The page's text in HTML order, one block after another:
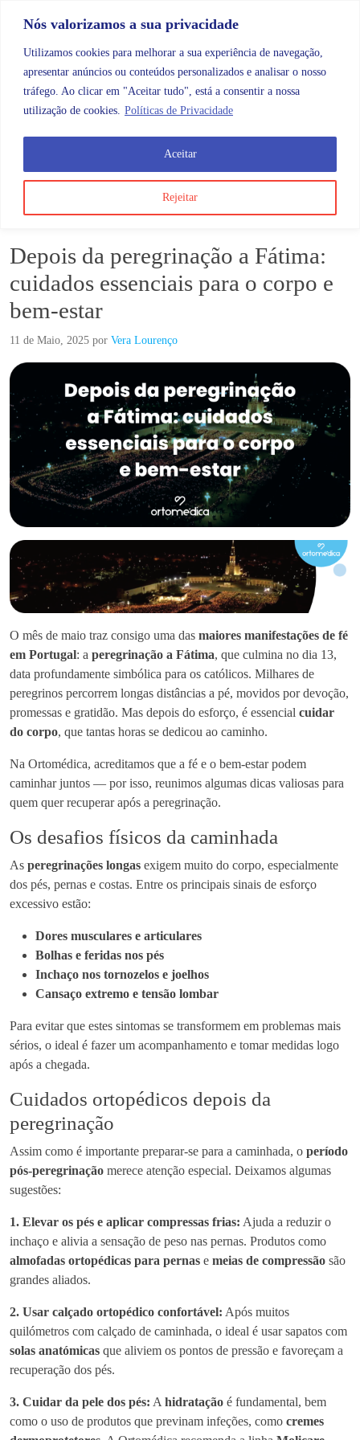
Nós valorizamos a sua privacidade
Utilizamos cookies para melhorar a sua experiência de navegação,
apresentar anúncios ou conteúdos personalizados e analisar o nosso
tráfego. Ao clicar em "Aceitar tudo", está a consentir a nossa
utilização de cookies. Políticas de Privacidade
Rejeitar
Aceitar
Categorias
Depois da peregrinação a Fátima: cuidados
Blog
Depois da peregrinação a Fátima:
cuidados essenciais para o corpo e
bem-estar
11 de Maio, 2025 por Vera Lourenço
O mês de maio traz consigo uma das maiores manifestações de fé
em Portugal: a peregrinação a Fátima, que culmina no dia 13,
data profundamente simbólica para os católicos. Milhares de
peregrinos percorrem longas distâncias a pé, movidos por devoção,
promessas e gratidão. Mas depois do esforço, é essencial cuidar
do corpo, que tantas horas se dedicou ao caminho.
Na Ortomédica, acreditamos que a fé e o bem-estar podem
caminhar juntos — por isso, reunimos algumas dicas valiosas para
quem quer recuperar após a peregrinação.
Os desafios físicos da caminhada
As peregrinações longas exigem muito do corpo, especialmente
dos pés, pernas e costas. Entre os principais sinais de esforço
excessivo estão:
Dores musculares e articulares
Bolhas e feridas nos pés
Inchaço nos tornozelos e joelhos
Cansaço extremo e tensão lombar
Para evitar que estes sintomas se transformem em problemas mais
sérios, o ideal é fazer um acompanhamento e tomar medidas logo
após a chegada.
Cuidados ortopédicos depois da
peregrinação
Assim como é importante preparar-se para a caminhada, o período
pós-peregrinação merece atenção especial. Deixamos algumas
sugestões:
1. Elevar os pés e aplicar compressas frias: Ajuda a reduzir o
inchaço e alivia a sensação de peso nas pernas. Produtos como
almofadas ortopédicas para pernas e meias de compressão são
grandes aliados.
2. Usar calçado ortopédico confortável: Após muitos
quilómetros com calçado de caminhada, o ideal é usar sapatos com
solas anatómicas que aliviem os pontos de pressão e favoreçam a
recuperação dos pés.
3. Cuidar da pele dos pés: A hidratação é fundamental, bem
como o uso de produtos que previnam infeções, como cremes